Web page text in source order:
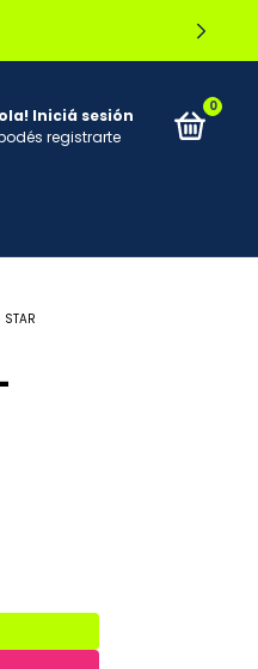
Iniciá sesión
registrarte
0